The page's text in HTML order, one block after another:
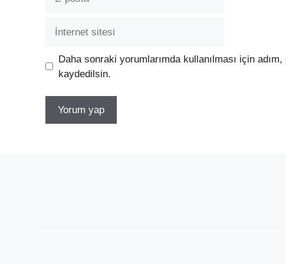
posta
İnternet
Daha sonraki yorumlarımda kullanılması için
kaydedilsin.